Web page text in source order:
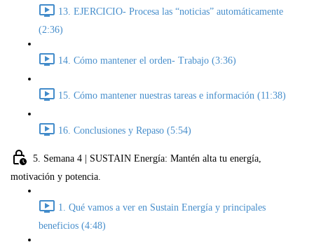
13. EJERCICIO- Procesa las “noticias” automáticamente
(2:36)
14. Cómo mantener el orden- Trabajo (3:36)
15. Cómo mantener nuestras tareas e información (11:38)
16. Conclusiones y Repaso (5:54)
5. Semana 4 | SUSTAIN Energía: Mantén alta tu energía,
motivación y potencia.
1. Qué vamos a ver en Sustain Energía y principales
beneficios (4:48)